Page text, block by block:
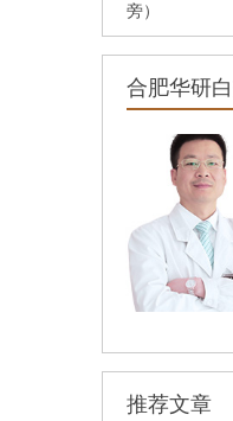
旁）
合肥华研
推荐文章